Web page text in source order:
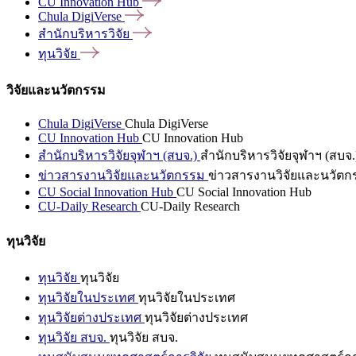
Chula DigiVerse
สำนักบริหารวิจัย
ทุนวิจัย
วิจัยและนวัตกรรม
Chula DigiVerse Chula DigiVerse
CU Innovation Hub CU Innovation Hub
สำนักบริหารวิจัยจุฬาฯ (สบจ.) สำนักบริหารวิจัยจุฬาฯ (สบจ
ข่าวสารงานวิจัยและนวัตกรรม ข่าวสารงานวิจัยและนวัตก
CU Social Innovation Hub CU Social Innovation Hub
CU-Daily Research CU-Daily Research
ทุนวิจัย
ทุนวิจัย ทุนวิจัย
ทุนวิจัยในประเทศ ทุนวิจัยในประเทศ
ทุนวิจัยต่างประเทศ ทุนวิจัยต่างประเทศ
ทุนวิจัย สบจ. ทุนวิจัย สบจ.